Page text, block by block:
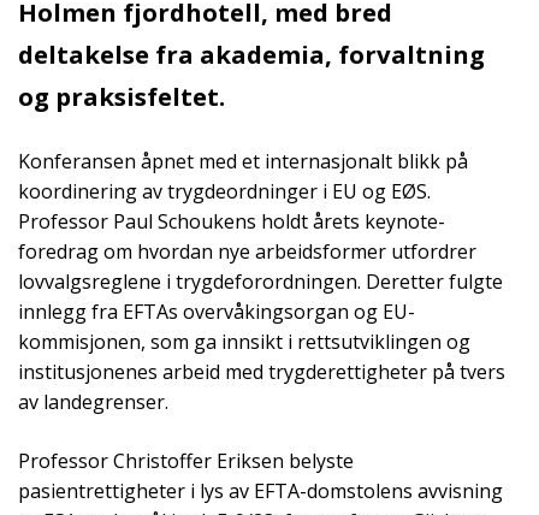
Holmen fjordhotell, med bred
deltakelse fra akademia, forvaltning
og praksisfeltet.
Konferansen åpnet med et internasjonalt blikk på
koordinering av trygdeordninger i EU og EØS.
Professor Paul Schoukens holdt årets keynote-
foredrag om hvordan nye arbeidsformer utfordrer
lovvalgsreglene i trygdeforordningen. Deretter fulgte
innlegg fra EFTAs overvåkingsorgan og EU-
kommisjonen, som ga innsikt i rettsutviklingen og
institusjonenes arbeid med trygderettigheter på tvers
av landegrenser.
Professor Christoffer Eriksen belyste
pasientrettigheter i lys av EFTA-domstolens avvisning